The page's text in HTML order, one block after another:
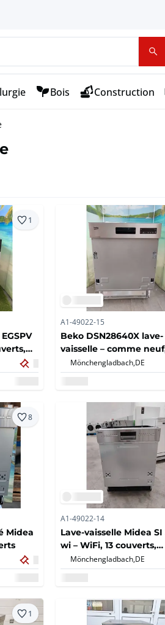
Bois Construction
1
A1-49022-15
Beko DSN28640X lave-
vaisselle – comme
couverts, classe
C
Mönchengladbach, DE
8
Midea
A1-49022-14
Lave-vaisselle Midea SI
wi – WiFi, 13 couverts,
entièrement fonctionnel
Mönchengladbach, DE
1